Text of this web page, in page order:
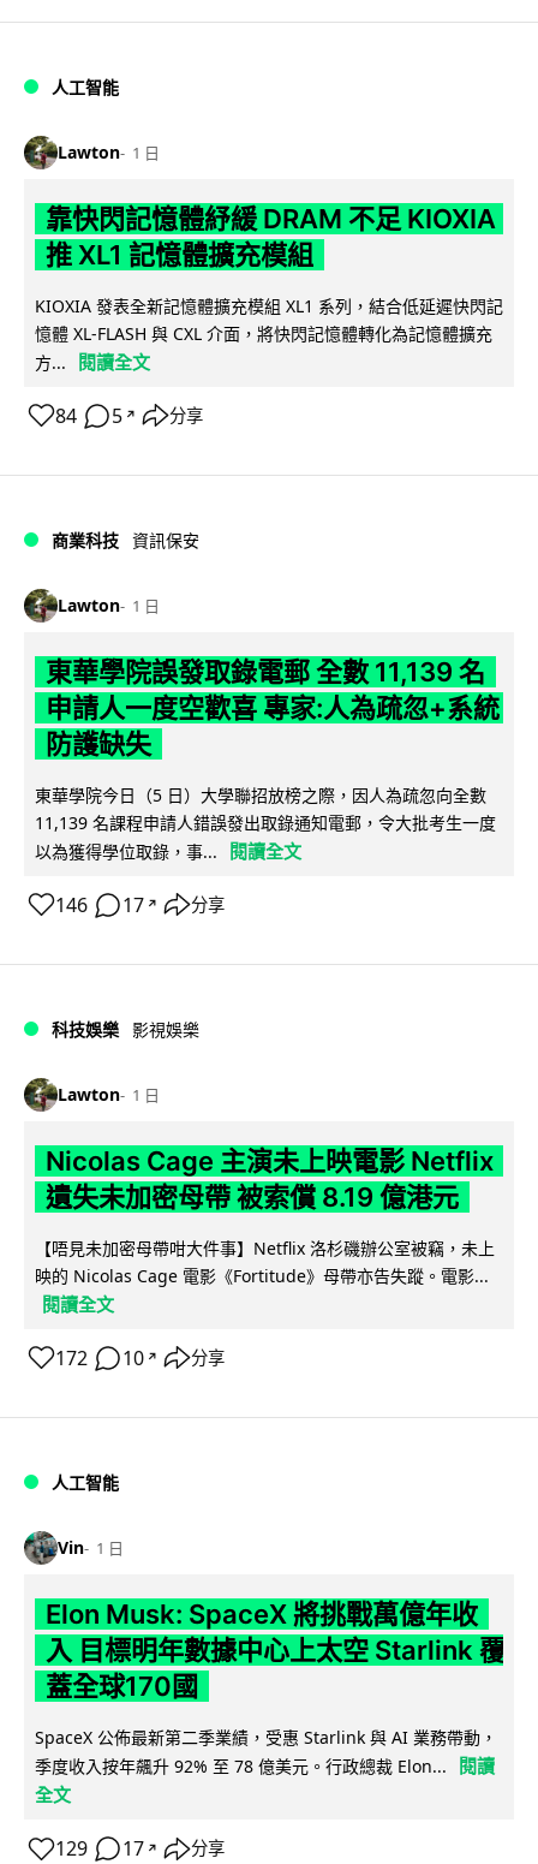
人工智能
Lawton 1 日
靠快閃記憶體紓緩 DRAM 不足 KIOXIA
推 XL1 記憶體擴充模組
KIOXIA 發表全新記憶體擴充模組 XL1 系列，結合低延遲快閃記
憶體 XL-FLASH 與 CXL 介面，將快閃記憶體轉化為記憶體擴充
方...
閱讀全文
84 5 ↗ 分享
商業科技 資訊保安
Lawton 1 日
東華學院誤發取錄電郵 全數 11,139 名
申請人一度空歡喜 專家:人為疏忽+系統
防護缺失
東華學院今日（5 日）大學聯招放榜之際，因人為疏忽向全數
11,139 名課程申請人錯誤發出取錄通知電郵，令大批考生一度
以為獲得學位取錄，事...
閱讀全文
146 17 ↗ 分享
科技娛樂 影視娛樂
Lawton 1 日
Nicolas Cage 主演未上映電影 Netflix
遺失未加密母帶 被索償 8.19 億港元
【唔見未加密母帶咁大件事】Netflix 洛杉磯辦公室被竊，未上
映的 Nicolas Cage 電影《Fortitude》母帶亦告失蹤。電影...
閱讀全文
172 10 ↗ 分享
人工智能
Vin 1 日
Elon Musk: SpaceX 將挑戰萬億年收
入 目標明年數據中心上太空 Starlink 覆
蓋全球170國
SpaceX 公佈最新第二季業績，受惠 Starlink 與 AI 業務帶動，
季度收入按年飆升 92% 至 78 億美元。行政總裁 Elon...
閱讀
全文
129 17 ↗ 分享